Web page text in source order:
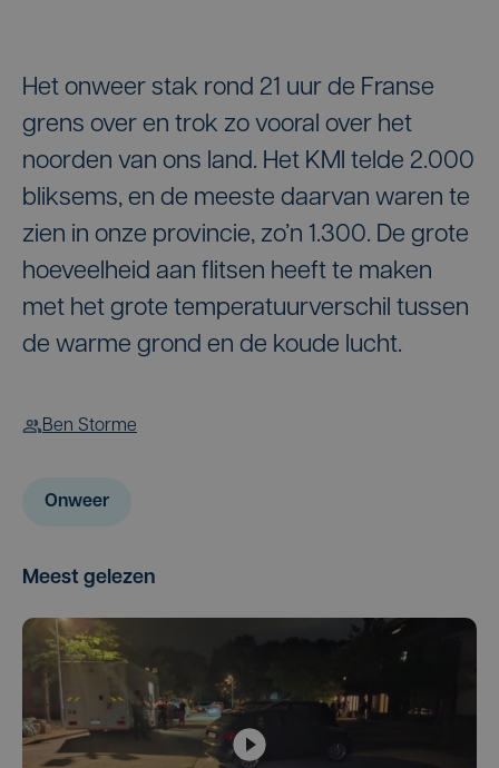
Het onweer stak rond 21 uur de Franse
grens over en trok zo vooral over het
noorden van ons land. Het KMI telde 2.000
bliksems, en de meeste daarvan waren te
zien in onze provincie, zo’n 1.300. De grote
hoeveelheid aan flitsen heeft te maken
met het grote temperatuurverschil tussen
de warme grond en de koude lucht.
Ben Storme
Onweer
Meest gelezen